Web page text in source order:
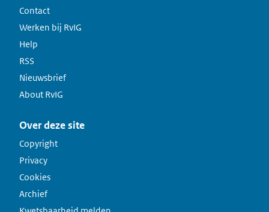
Contact
Werken bij RvIG
Help
RSS
Nieuwsbrief
About RvIG
Over deze site
Copyright
Privacy
Cookies
Archief